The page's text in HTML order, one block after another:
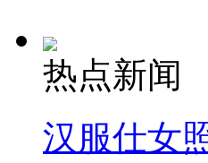
热点新闻
汉服仕女